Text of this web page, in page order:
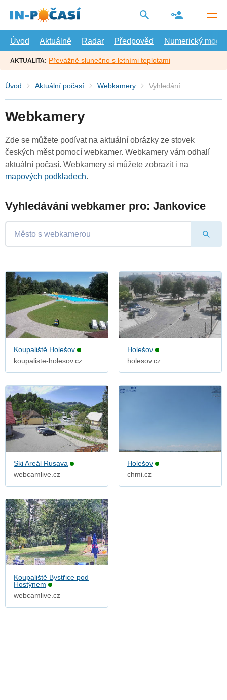
hlavní
Úvod
Aktuálně Radar Předpověď Numerický model
AKTUALITA: Převážně slunečno s letními teplotami
Úvod Aktuální počasí Webkamery Vyhledání
Webkamery
Zde se můžete podívat na aktuální obrázky ze stovek
českých měst pomocí webkamer. Webkamery vám odhalí
aktuální počasí. Webkamery si můžete zobrazit i na
mapových podkladech.
Vyhledávání webkamer pro: Jankovice
Koupaliště Holešov
koupaliste-holesov.cz
Holešov
holesov.cz
Ski Areál Rusava
webcamlive.cz
Holešov
chmi.cz
Koupaliště Bystřice pod
Hostýnem
webcamlive.cz